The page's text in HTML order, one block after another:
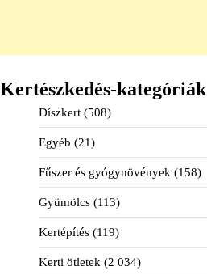
Kertészkedés-kategóriák
Díszkert (508)
Egyéb (21)
Fűszer és gyógynövények (158)
Gyümölcs (113)
Kertépítés (119)
Kerti ötletek (2 034)